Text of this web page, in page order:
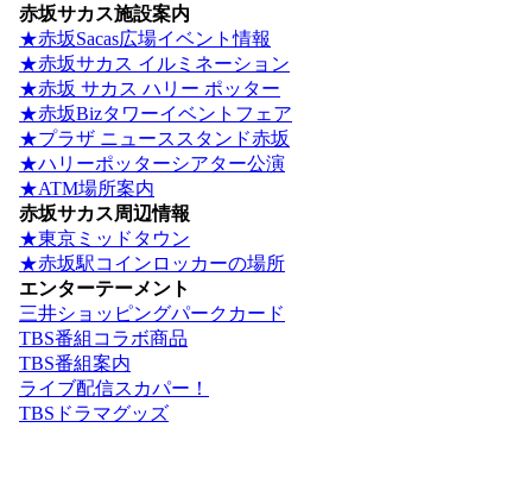
赤坂サカス施設案内
★赤坂Sacas広場イベント情報
★赤坂サカス イルミネーション
★赤坂 サカス ハリー ポッター
★赤坂Bizタワーイベントフェア
★プラザ ニューススタンド赤坂
★ハリーポッターシアター公演
★ATM場所案内
赤坂サカス周辺情報
★東京ミッドタウン
★赤坂駅コインロッカーの場所
エンターテーメント
三井ショッピングパークカード
TBS番組コラボ商品
TBS番組案内
ライブ配信スカパー！
TBSドラマグッズ